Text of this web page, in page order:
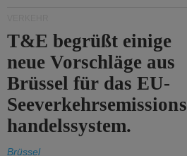
T&E begrüßt einige
neue Vorschläge aus
Brüssel für das EU-
Seeverkehrsemissions
handelssystem.
Brüssel